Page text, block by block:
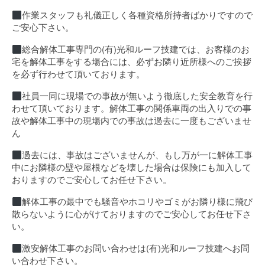
作業スタッフも礼儀正しく各種資格所持者ばかりですので
ご安心下さい。
総合解体工事専門の(有)光和ルーフ技建では、お客様のお
宅を解体工事をする場合には、必ずお隣り近所様へのご挨拶
を必ず行わせて頂いております。
社員一同に現場での事故が無いよう徹底した安全教育を行
わせて頂いております。解体工事の関係車両の出入りでの事
故や解体工事中の現場内での事故は過去に一度もございませ
ん
過去には、事故はございませんが、もし万が一に解体工事
中にお隣様の壁や屋根などを壊した場合は保険にも加入して
おりますのでご安心してお任せ下さい。
解体工事の最中でも騒音やホコリやゴミがお隣り様に飛び
散らないように心がけておりますのでご安心してお任せ下さ
い。
激安解体工事のお問い合わせは(有)光和ルーフ技建へお問
い合わせ下さい。